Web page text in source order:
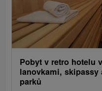
Pobyt v retro hotelu
lanovkami,
parků